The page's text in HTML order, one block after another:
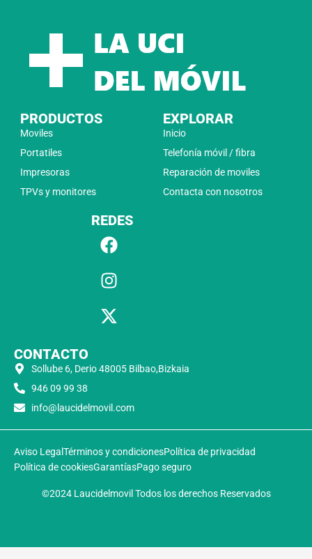
PRODUCTOS
Moviles
Portatiles
Impresoras
TPVs y monitores
EXPLORAR
Inicio
Telefonía móvil / fibra
Reparación de moviles
Contacta con nosotros
REDES
CONTACTO
Sollube 6, Derio 48005 Bilbao,Bizkaia
946 09 99 38
info@laucidelmovil.com
Aviso Legal Términos y condicionesPolítica de privacidad
Política de cookiesGarantíasPago seguro
©2024 Laucidelmovil Todos los derechos Reservados